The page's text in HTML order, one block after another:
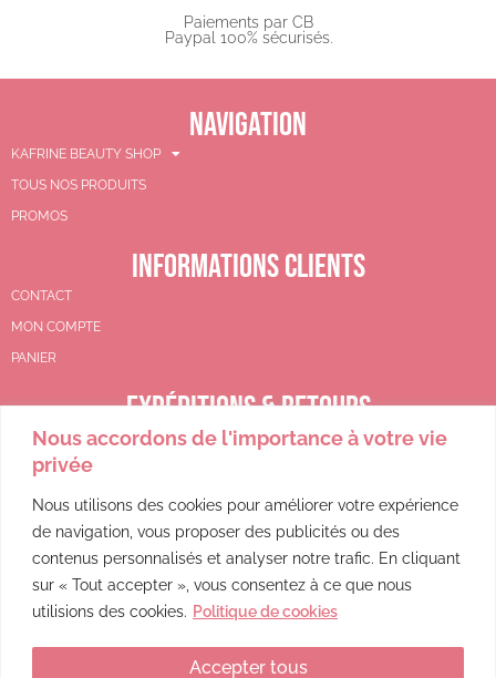
Nous accordons de l'importance à votre vie
privée
Nous utilisons des cookies pour améliorer votre expérience
de navigation, vous proposer des publicités ou des
contenus personnalisés et analyser notre trafic. En cliquant
sur « Tout accepter », vous consentez à ce que nous
utilisions des cookies. Politique de cookies
Accepter tous
Paiements par CB
Paypal 100% sécurisés.​
NAVIGATION
KAFRINE BEAUTY SHOP
TOUS NOS PRODUITS
PROMOS
INFORMATIONS CLIENTS
CONTACT
MON COMPTE
PANIER
EXPÉDITIONS & RETOURS
CGV
POLITIQUE DE REMBOURSEMENT
POLITIQUE DE CONFIDENTIALITÉ
MENTIONS LÉGALES